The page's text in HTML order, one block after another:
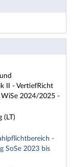
II - VertiefRicht
WiSe 2024/2025 -
(LT)
-
SoSe 2023 bis